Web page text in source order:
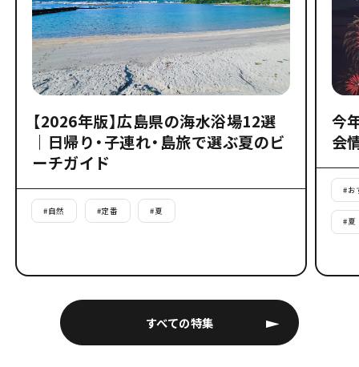
すべての特集
【2026年版】広島県の海水浴場12選
｜日帰り・子連れ・島旅で選ぶ夏のビ
ーチガイド
#自然 #定番 #夏
今
会
#お
#夏